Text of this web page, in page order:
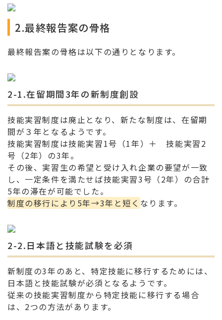
2.最終報告案の骨格
最終報告案の骨格は以下の通りとなります。
2-1.在留期間3年の新制度創設
技能実習制度は廃止となり、新たな制度は、在留期
間が３年となるようです。
技能実習制度は技能実習1号（1年）＋ 技能実習2
号（2年）の3年。
その後、実習生の希望と受け入れ企業の要望が一致
し、一定条件を満たせば技能実習3号（2年）の合計
5年の滞在が可能でした。
制度の移行により5年→3年と短く なります。
2-2.日本語と技能試験を必須
新制度の3年のあと、特定技能に移行するためには、
日本語と技能試験が必須となるようです。
従来の技能実習制度から特定技能に移行する場合
は、2つの方法があります。